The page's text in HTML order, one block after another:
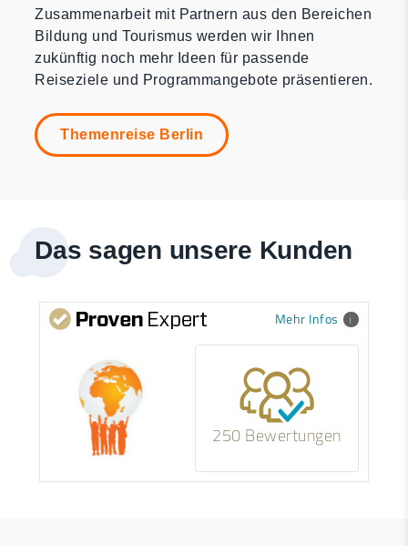
Zusammenarbeit mit Partnern aus den Bereichen
Bildung und Tourismus werden wir Ihnen
zukünftig noch mehr Ideen für passende
Reiseziele und Programmangebote präsentieren.
Themenreise Berlin
Das sagen unsere Kunden
Mehr Infos
250 Bewertungen